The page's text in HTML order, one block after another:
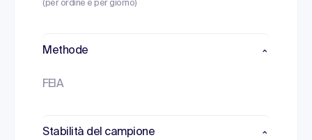
(per ordine e per giorno)
Methode
FEIA
Stabilità del campione